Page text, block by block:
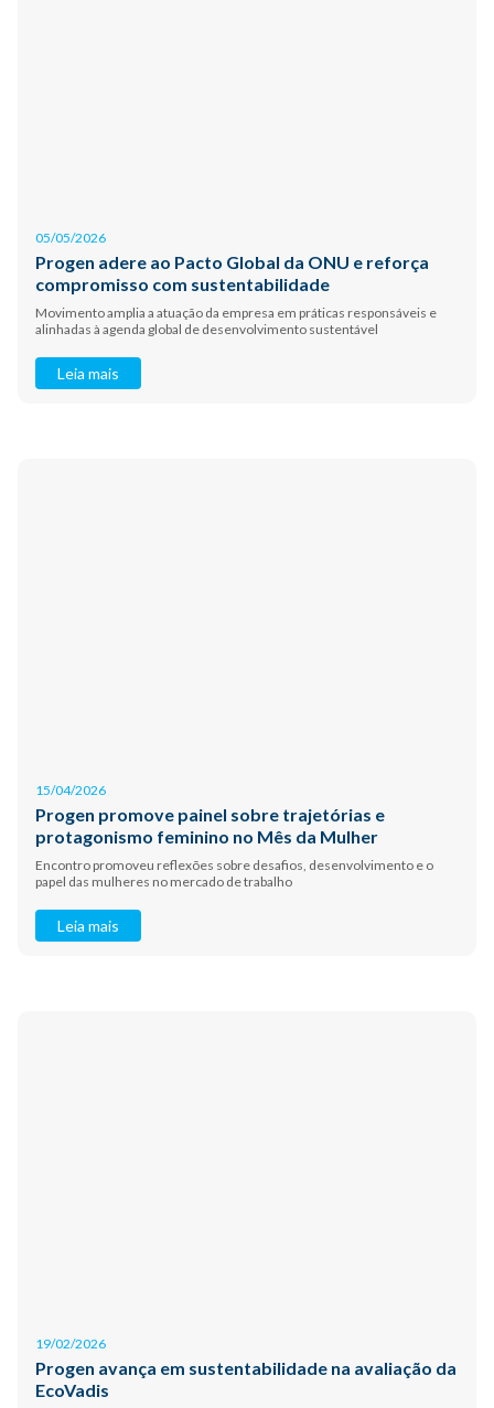
05/05/2026
Progen adere ao Pacto Global da ONU e reforça
compromisso com sustentabilidade
Movimento amplia a atuação da empresa em práticas responsáveis e
alinhadas à agenda global de desenvolvimento sustentável
Leia mais
15/04/2026
Progen promove painel sobre trajetórias e
protagonismo feminino no Mês da Mulher
Encontro promoveu reflexões sobre desafios, desenvolvimento e o
papel das mulheres no mercado de trabalho
Leia mais
19/02/2026
Progen avança em sustentabilidade na avaliação da
EcoVadis